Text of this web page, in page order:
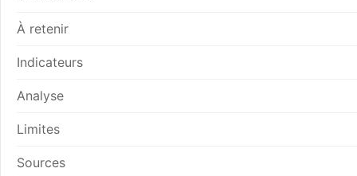
À retenir
Indicateurs
Analyse
Limites
Sources